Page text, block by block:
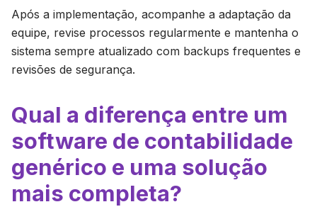
Após a implementação, acompanhe a adaptação da
equipe, revise processos regularmente e mantenha o
sistema sempre atualizado com backups frequentes e
revisões de segurança.
Qual a diferença entre um
software de contabilidade
genérico e uma solução
mais completa?